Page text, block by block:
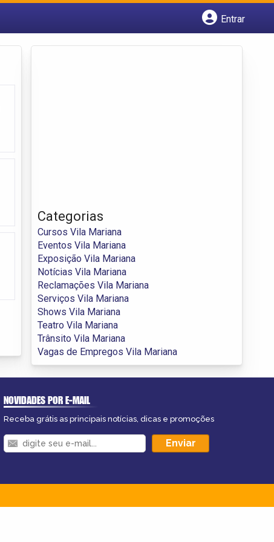
Entrar
Categorias
Cursos Vila Mariana
Eventos Vila Mariana
Exposição Vila Mariana
Notícias Vila Mariana
Reclamações Vila Mariana
Serviços Vila Mariana
Shows Vila Mariana
Teatro Vila Mariana
Trânsito Vila Mariana
Vagas de Empregos Vila Mariana
NOVIDADES POR E-MAIL
Receba grátis as principais notícias, dicas e promoções